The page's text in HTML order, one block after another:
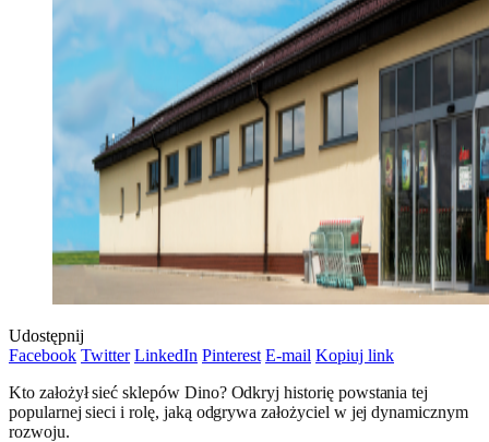
Udostępnij
Facebook Twitter LinkedIn Pinterest E-mail Kopiuj link
Kto założył sieć sklepów Dino? Odkryj historię powstania tej
popularnej sieci i rolę, jaką odgrywa założyciel w jej dynamicznym
rozwoju.